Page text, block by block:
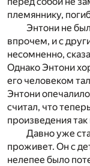
племяннику,
Энтони не
впрочем, и с
несомненно,
Однако Энтони
его человеком
Энтони
считал, что
произведения
Давно уже
проживет. Он с
нелепее было